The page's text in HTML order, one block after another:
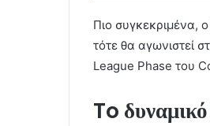
Πιο συγκεκριμένα,
τότε θα αγωνιστεί
League Phase του
To